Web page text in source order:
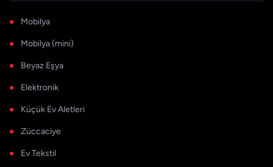
Mobilya
Mobilya (mini)
Beyaz Eşya
Elektronik
Küçük Ev Aletleri
Züccaciye
Ev Tekstil